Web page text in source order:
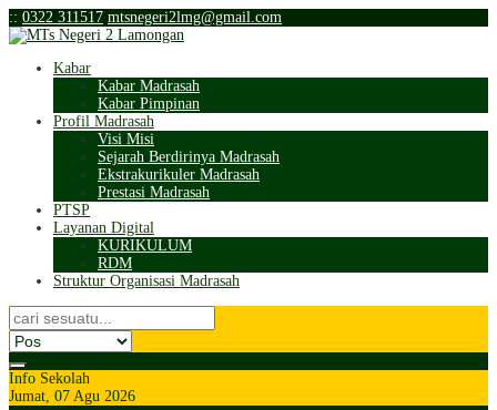
:: 0322 311517 mtsnegeri2lmg@gmail.com
Kabar
Kabar Madrasah
Kabar Pimpinan
Profil Madrasah
Visi Misi
Sejarah Berdirinya Madrasah
Ekstrakurikuler Madrasah
Prestasi Madrasah
PTSP
Layanan Digital
KURIKULUM
RDM
Struktur Organisasi Madrasah
Info Sekolah
Jumat, 07 Agu 2026